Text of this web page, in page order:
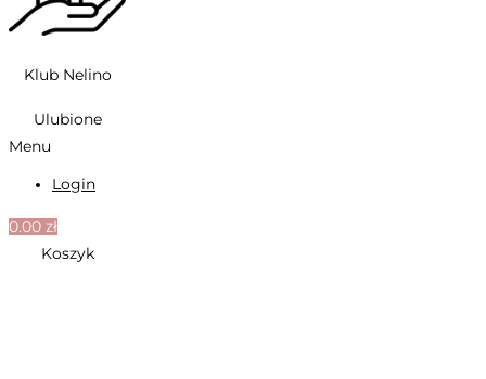
Klub Nelino
Ulubione
Menu
Login
0.00 zł
Koszyk